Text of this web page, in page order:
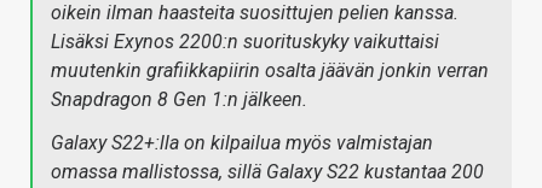
oikein ilman haasteita suosittujen pelien kanssa.
Lisäksi Exynos 2200:n suorituskyky vaikuttaisi
muutenkin grafiikkapiirin osalta jäävän jonkin verran
Snapdragon 8 Gen 1:n jälkeen.
Galaxy S22+:lla on kilpailua myös valmistajan
omassa mallistossa, sillä Galaxy S22 kustantaa 200